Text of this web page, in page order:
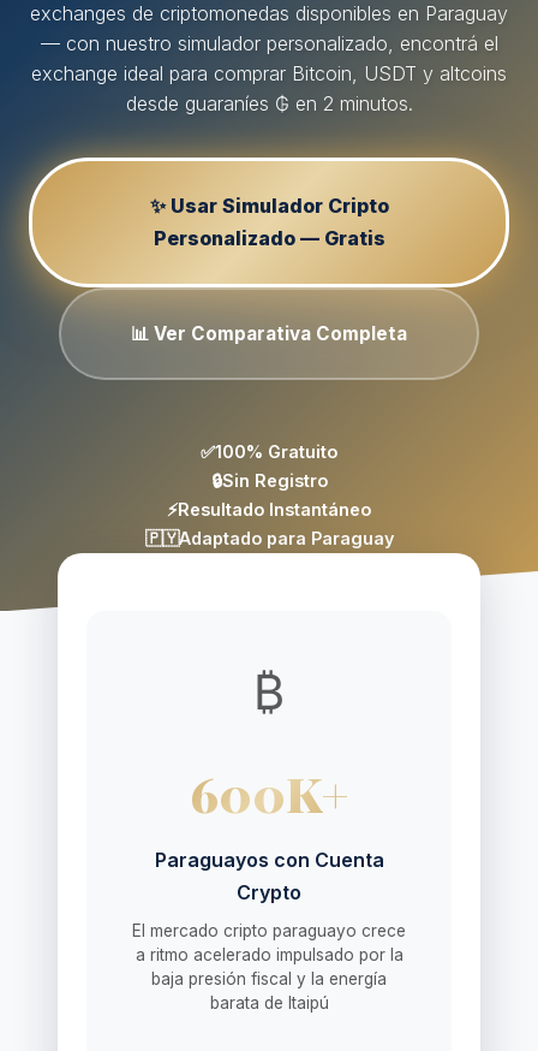
exchanges de criptomonedas disponibles en Paraguay
— con nuestro simulador personalizado, encontrá el
exchange ideal para comprar Bitcoin, USDT y altcoins
desde guaraníes ₲ en 2 minutos.
✨ Usar Simulador Cripto
Personalizado — Gratis
📊 Ver Comparativa Completa
✅100% Gratuito
🔒Sin Registro
⚡Resultado Instantáneo
🇵🇾Adaptado para Paraguay
₿
600K+
Paraguayos con Cuenta
Crypto
El mercado cripto paraguayo crece
a ritmo acelerado impulsado por la
baja presión fiscal y la energía
barata de Itaipú